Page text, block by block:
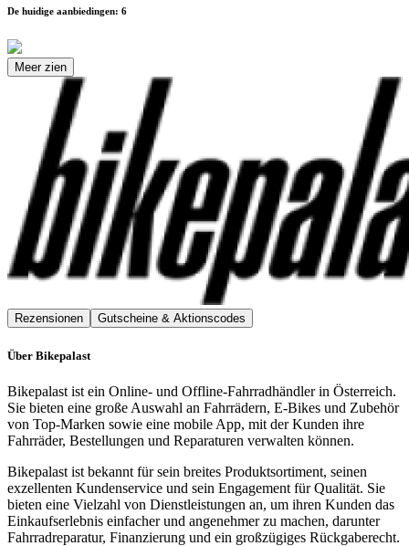
De huidige aanbiedingen: 6
Meer zien
Rezensionen Gutscheine & Aktionscodes
Über Bikepalast
Bikepalast ist ein Online- und Offline-Fahrradhändler in Österreich.
Sie bieten eine große Auswahl an Fahrrädern, E-Bikes und Zubehör
von Top-Marken sowie eine mobile App, mit der Kunden ihre
Fahrräder, Bestellungen und Reparaturen verwalten können.
Bikepalast ist bekannt für sein breites Produktsortiment, seinen
exzellenten Kundenservice und sein Engagement für Qualität. Sie
bieten eine Vielzahl von Dienstleistungen an, um ihren Kunden das
Einkaufserlebnis einfacher und angenehmer zu machen, darunter
Fahrradreparatur, Finanzierung und ein großzügiges Rückgaberecht.